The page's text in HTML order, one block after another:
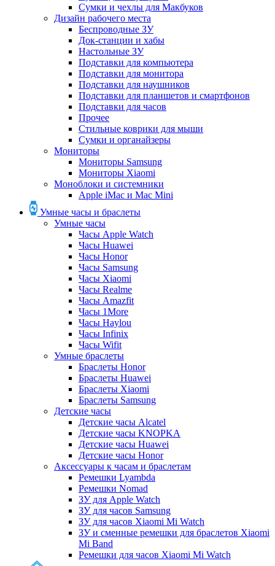
Сумки и чехлы для Макбуков
Дизайн рабочего места
Беспроводные ЗУ
Док-станции и хабы
Настольные ЗУ
Подставки для компьютера
Подставки для монитора
Подставки для наушников
Подставки для планшетов и смартфонов
Подставки для часов
Прочее
Стильные коврики для мыши
Сумки и органайзеры
Мониторы
Мониторы Samsung
Мониторы Xiaomi
Моноблоки и системники
Apple iMac и Mac Mini
Умные часы и браслеты
Умные часы
Часы Apple Watch
Часы Huawei
Часы Honor
Часы Samsung
Часы Xiaomi
Часы Realme
Часы Amazfit
Часы 1More
Часы Haylou
Часы Infinix
Часы Wifit
Умные браслеты
Браслеты Honor
Браслеты Huawei
Браслеты Xiaomi
Браслеты Samsung
Детские часы
Детские часы Alcatel
Детские часы KNOPKA
Детские часы Huawei
Детские часы Honor
Аксессуары к часам и браслетам
Ремешки Lyambda
Ремешки Nomad
ЗУ для Apple Watch
ЗУ для часов Samsung
ЗУ для часов Xiaomi Mi Watch
ЗУ и сменные ремешки для браслетов Xiaomi
Mi Band
Ремешки для часов Xiaomi Mi Watch